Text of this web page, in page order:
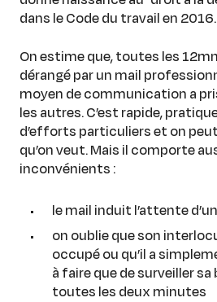
dans le Code du travail en 2016.
On estime que, toutes les
dérangé par un mail
moyen de communication a
les autres. C’est rapide,
d’efforts particuliers et on
qu’on veut. Mais il comporte
inconvénients :
le mail induit l’attente
on oublie que son
occupé ou qu’il a
à faire que de surveiller
toutes les deux minutes